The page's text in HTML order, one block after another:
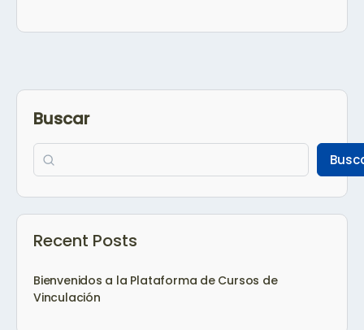
Buscar
Recent Posts
Bienvenidos a la Plataforma de Cursos de
Vinculación